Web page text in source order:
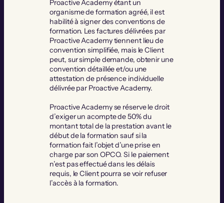
Proactive Academy étant un
organisme de formation agréé, il est
habilité à signer des conventions de
formation. Les factures délivrées par
Proactive Academy tiennent lieu de
convention simplifiée, mais le Client
peut, sur simple demande, obtenir une
convention détaillée et/ou une
attestation de présence individuelle
délivrée par Proactive Academy.
Proactive Academy se réserve le droit
d’exiger un acompte de 50% du
montant total de la prestation avant le
début de la formation sauf si la
formation fait l’objet d’une prise en
charge par son OPCO. Si le paiement
n’est pas effectué dans les délais
requis, le Client pourra se voir refuser
l’accès à la formation.